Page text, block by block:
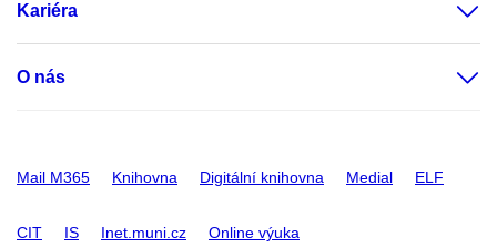
Kariéra
O nás
Mail M365 Knihovna Digitální knihovna Medial ELF
CIT IS Inet.muni.cz Online výuka